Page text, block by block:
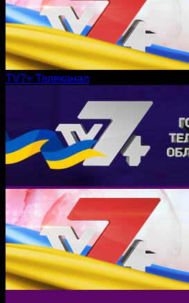
TV7+ Телеканал